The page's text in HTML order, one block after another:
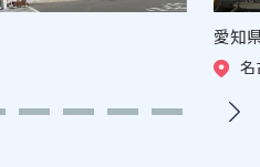
愛知
名